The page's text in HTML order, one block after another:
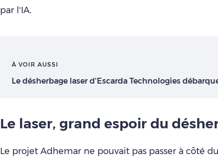
par l’IA.
À VOIR AUSSI
Le désherbage laser d'Escarda Technologies
Le laser, grand espoir du
Le projet Adhemar ne pouvait pas passer à côté